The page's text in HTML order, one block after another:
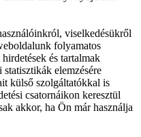
viselkedésükről
folyamatos
és tartalmak
elemzésére
külső szolgáltatókkal is
csatornáikon keresztül
akkor, ha Ön már használja